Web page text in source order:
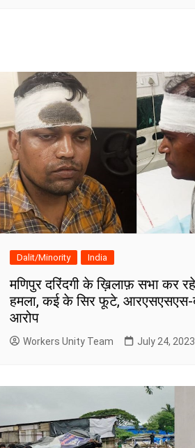
Dalit/Minority India
मणिपुर दरिंदगी के ख़िलाफ़ सभा कर
हमला, कई के सिर फूटे, आरएसएसएस-
आरोप
Workers Unity Team July 24, 2023